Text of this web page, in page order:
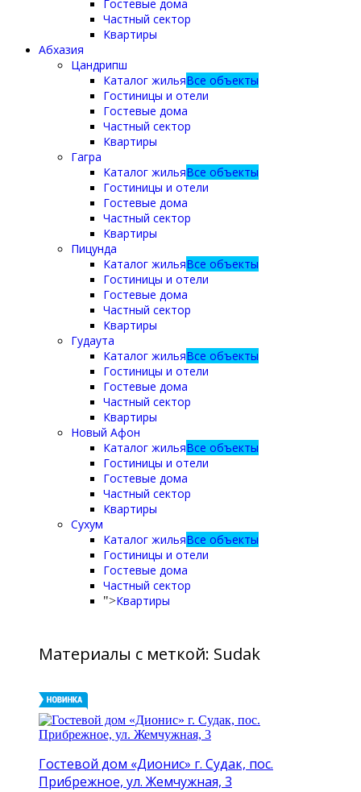
Гостевые дома
Частный сектор
Квартиры
Абхазия
Цандрипш
Каталог жильяВсе объекты
Гостиницы и отели
Гостевые дома
Частный сектор
Квартиры
Гагра
Каталог жильяВсе объекты
Гостиницы и отели
Гостевые дома
Частный сектор
Квартиры
Пицунда
Каталог жильяВсе объекты
Гостиницы и отели
Гостевые дома
Частный сектор
Квартиры
Гудаута
Каталог жильяВсе объекты
Гостиницы и отели
Гостевые дома
Частный сектор
Квартиры
Новый Афон
Каталог жильяВсе объекты
Гостиницы и отели
Гостевые дома
Частный сектор
Квартиры
Сухум
Каталог жильяВсе объекты
Гостиницы и отели
Гостевые дома
Частный сектор
">Квартиры
Материалы с меткой: Sudak
Гостевой дом «Дионис» г. Судак, пос.
Прибрежное, ул. Жемчужная, 3